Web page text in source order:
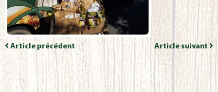
Article précédent Article suivant